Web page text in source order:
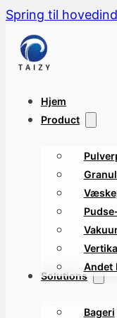
Spring til
Hjem
Product
Andet
Solutions
Bageri